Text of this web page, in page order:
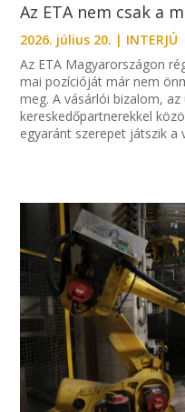
Az ETA nem csak a
2026. július 20. | INTERJÚ
Az ETA Magyarországon
mai pozícióját már nem
meg. A vásárlói bizalom,
kereskedőpartnerekkel
egyaránt szerepet játszik a